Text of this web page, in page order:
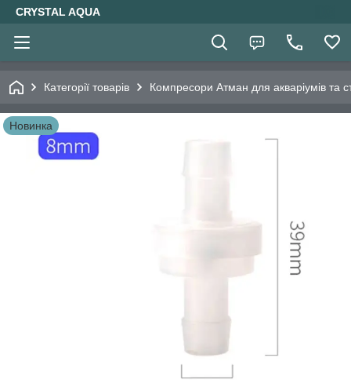
CRYSTAL AQUA
Категорії товарів Компресори Атман для акваріумів та
Новинка